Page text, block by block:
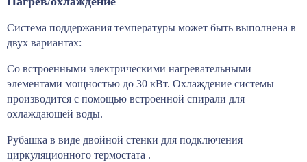
Система поддержания температуры может быть выполнена в
двух вариантах:
Со встроенными электрическими нагревательными
элементами мощностью до 30 кВт. Охлаждение системы
производится с помощью встроенной спирали для
охлаждающей воды.
Рубашка в виде двойной стенки для подключения
циркуляционного термостата .